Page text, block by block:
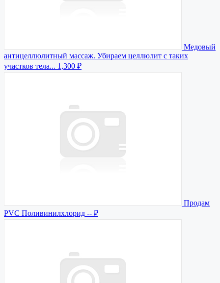
Медовый
антицеллюлитный массаж. Убираем целлюлит с таких
участков тела... 1,300 ₽
Продам
PVC Поливинилхлорид -- ₽